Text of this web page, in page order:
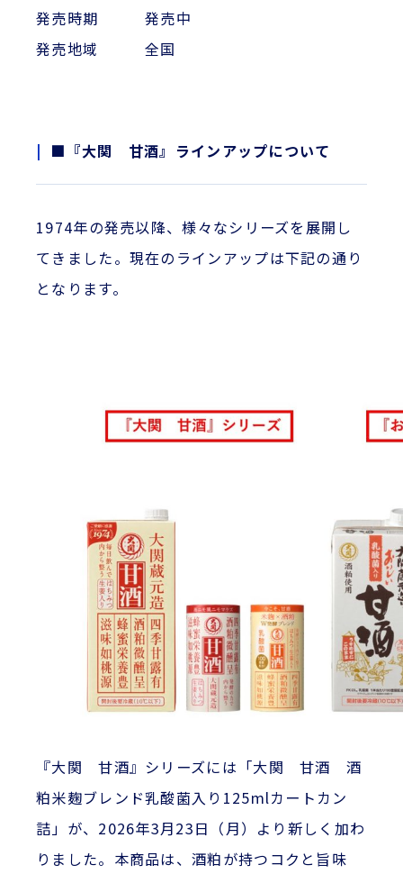
発売時期 発売中
発売地域 全国
■『大関 甘酒』ラインアップについて
1974年の発売以降、様々なシリーズを展開し
てきました。現在のラインアップは下記の通り
となります。
『大関 甘酒』シリーズには「大関 甘酒 酒
粕米麹ブレンド乳酸菌入り125mlカートカン
詰」が、2026年3月23日（月）より新しく加わ
りました。本商品は、酒粕が持つコクと旨味